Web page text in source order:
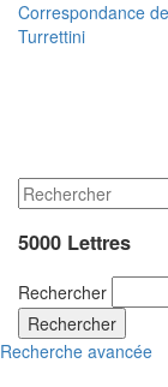
Correspondance de
Turrettini
5000 Lettres
Rechercher
Rechercher
Recherche avancée